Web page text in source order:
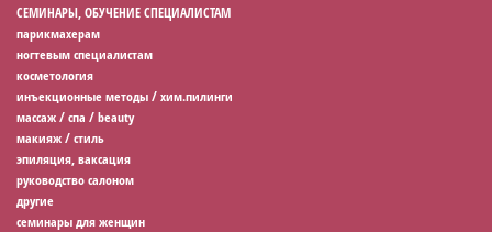
СЕМИНАРЫ, ОБУЧЕНИЕ СПЕЦИАЛИСТАМ
парикмахерам
ногтевым специалистам
косметология
инъекционные методы / хим.пилинги
массаж / спа / beauty
макияж / стиль
эпиляция, ваксация
руководство салоном
другие
семинары для женщин